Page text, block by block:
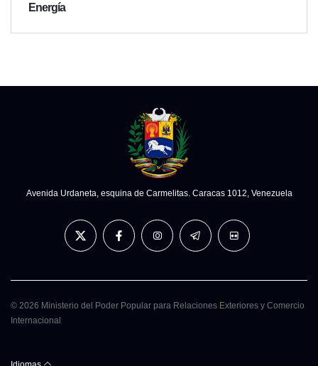
Energía
Avenida Urdaneta, esquina de Carmelitas. Caracas 1012, Venezuela
© 2026 Ministerio del Poder Popular para Relaciones Exteriores y Comercio
Internacional